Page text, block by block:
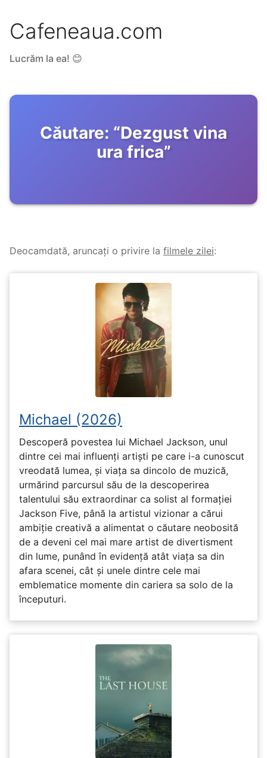
Cafeneaua.com
Lucrăm la ea! 😊
Căutare: “Dezgust vina
ura frica”
Deocamdată, aruncați o privire la filmele zilei:
Michael (2026)
Descoperă povestea lui Michael Jackson, unul
dintre cei mai influenți artiști pe care i-a cunoscut
vreodată lumea, și viața sa dincolo de muzică,
urmărind parcursul său de la descoperirea
talentului său extraordinar ca solist al formației
Jackson Five, până la artistul vizionar a cărui
ambiție creativă a alimentat o căutare neobosită
de a deveni cel mai mare artist de divertisment
din lume, punând în evidență atât viața sa din
afara scenei, cât și unele dintre cele mai
emblematice momente din cariera sa solo de la
începuturi.